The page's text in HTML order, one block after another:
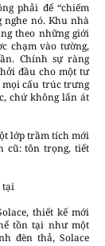
phải để “chiếm
nghe nó. Khu nhà
theo những giới
chạm vào tường,
Chính sự ràng
đầu cho một tư
cấu trúc trưng
chứ không lấn át
lớp trầm tích mới
cũ: tôn trọng, tiết
tại
thiết kế mới
tồn tại như một
đèn thả, Solace